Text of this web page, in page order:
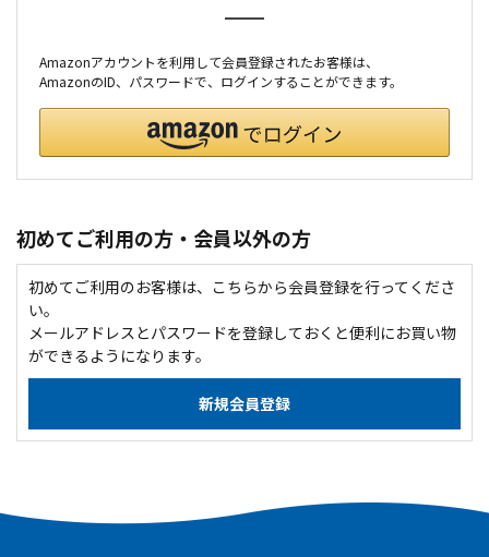
Amazonアカウントを利用して会員登録されたお客様は、
AmazonのID、パスワードで、ログインすることができます。
初めてご利用の方・会員以外の方
初めてご利用のお客様は、こちらから会員登録を行ってくださ
い。
メールアドレスとパスワードを登録しておくと便利にお買い物
ができるようになります。